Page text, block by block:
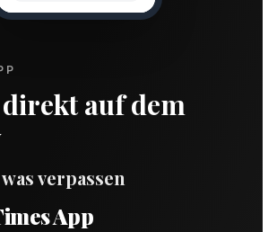
direkt auf dem
verpassen
App